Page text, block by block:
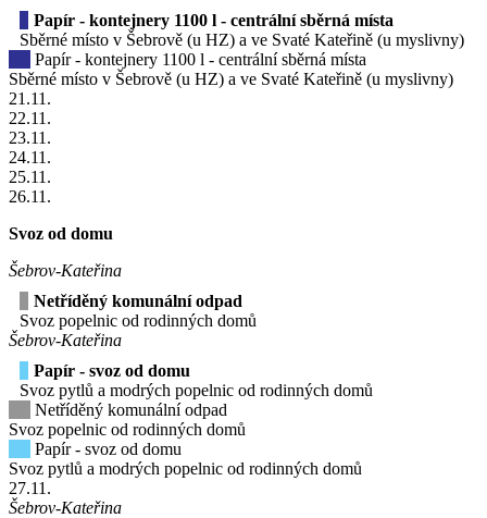
Papír - kontejnery 1100 l - centrální sběrná místa
Sběrné místo v Šebrově (u HZ) a ve Svaté Kateřině (u myslivny)
Papír - kontejnery 1100 l - centrální sběrná místa
Sběrné místo v Šebrově (u HZ) a ve Svaté Kateřině (u myslivny)
21 .11.
22.11.
23.11.
24.11.
25.11.
26.11.
Svoz od domu
Šebrov-Kateřina
Netříděný komunální odpad
Svoz popelnic od rodinných domů
Šebrov-Kateřina
Papír - svoz od domu
Svoz pytlů a modrých popelnic od rodinných domů
Netříděný komunální odpad
Svoz popelnic od rodinných domů
Papír - svoz od domu
Svoz pytlů a modrých popelnic od rodinných domů
27.11.
Šebrov-Kateřina